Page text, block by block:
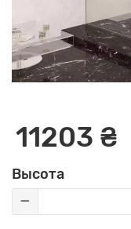
11203 ₴
Высота